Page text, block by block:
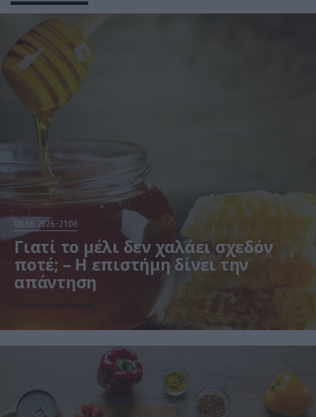
08.08.2026 21:06
Γιατί το μέλι δεν χαλάει σχεδόν
ποτέ; – Η επιστήμη δίνει την
απάντηση
Πώς πρέπει να αποθηκεύεται